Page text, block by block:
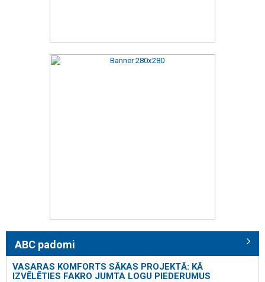
ABC padomi
VASARAS KOMFORTS SĀKAS PROJEKTĀ: KĀ
IZVĒLĒTIES FAKRO JUMTA LOGU PIEDERUMUS